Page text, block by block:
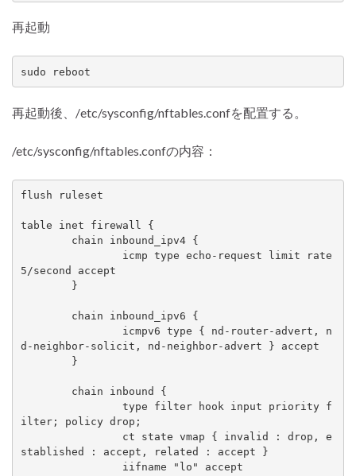
再起動
sudo reboot
再起動後、/etc/sysconfig/nftables.confを配置する。
/etc/sysconfig/nftables.confの内容：
flush ruleset
table inet firewall {
5/second accept
d-neighbor-solicit, nd-neighbor-advert } accept
ilter; policy drop;
stablished : accept, related : accept }